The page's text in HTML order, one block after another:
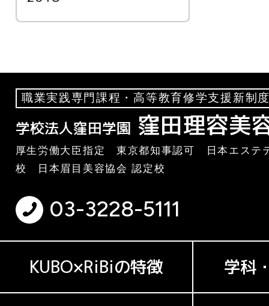
職業実践専門課程・高等教育修学支援新制
学校法人窪田学園 窪田理容美
厚生労働大臣指定 東京都知事認可 日本エステ
校 日本眉目美容協会 認定校
03-3228-5111
KUBO×RiBiの特徴 学科